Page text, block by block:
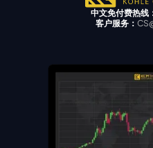
中文免付费热线
客户服务：